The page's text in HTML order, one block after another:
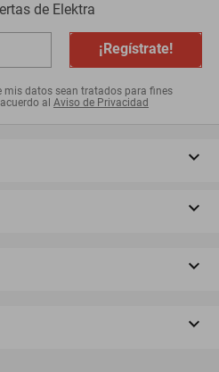
de Elektra
¡Regístrate!
mis datos sean tratados para fines
al Aviso de Privacidad